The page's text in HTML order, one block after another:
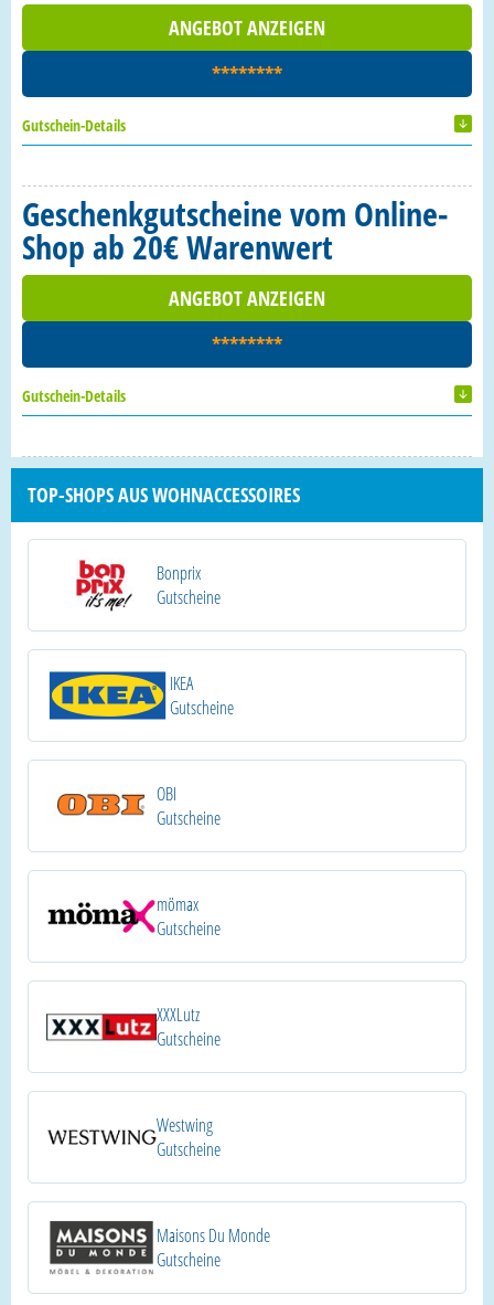
ANGEBOT ANZEIGEN
********
Gutschein-Details
Geschenkgutscheine vom Online-
Shop ab 20€ Warenwert
ANGEBOT ANZEIGEN
********
Gutschein-Details
TOP-SHOPS AUS WOHNACCESSOIRES
Bonprix
Gutscheine
IKEA
Gutscheine
OBI
Gutscheine
mömax
Gutscheine
XXXLutz
Gutscheine
Westwing
Gutscheine
Maisons Du Monde
Gutscheine